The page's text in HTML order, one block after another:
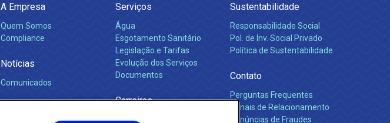
A Empresa
Quem Somos
Compliance
Notícias
Comunicados
Serviços
Água
Esgotamento Sanitário
Legislação e Tarifas
Evolução dos Serviços
Documentos
Carreiras
Sustentabilidade
Responsabilidade Social
Pol. de Inv. Social Privado
Política de Sustentabilidade
Contato
Perguntas Frequentes
Canais de Relacionamento
Denúncias de Fraudes